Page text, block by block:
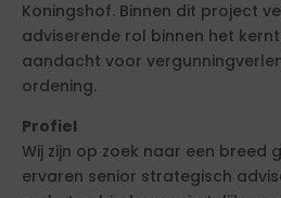
Koningshof. Binnen dit project
adviserende rol binnen het
aandacht voor
ordening.
Profiel
Wij zijn op zoek naar een breed
ervaren senior strategisch